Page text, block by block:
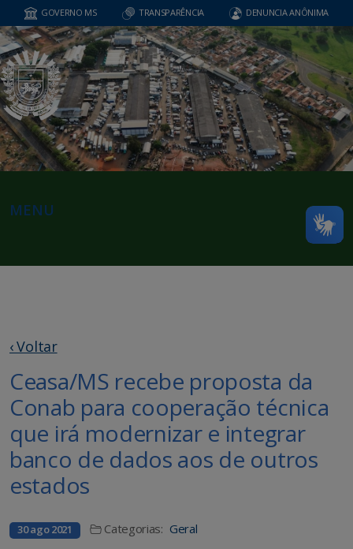
GOVERNO MS TRANSPARÊNCIA DENUNCIA ANÔNIMA
MENU
‹ Voltar
Ceasa/MS recebe proposta da
Conab para cooperação técnica
que irá modernizar e integrar
banco de dados aos de outros
estados
30 ago 2021 Categorias: Geral